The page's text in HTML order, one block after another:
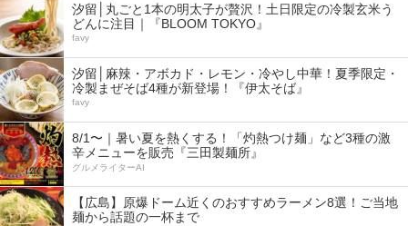
汐留│丸ごと1本の明太子が贅沢！土日限定の冷製玄米う
どんに注目｜『BLOOM TOKYO』
favy
汐留│麻辣・アボカド・レモン・冷やし中華！夏季限定・
冷製まぜそば4種が新登場！『伊太そば』
favy
8/1〜｜暑い夏を熱くする！「灼熱つけ麺」など3種の激
辛メニューを販売『三田製麺所』
グルメライターAI
【広島】原爆ドーム近くのおすすめラーメン8選！ご当地
麺から話題の一杯まで